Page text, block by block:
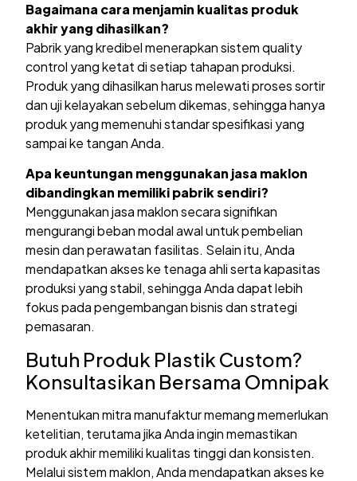
Bagaimana cara menjamin kualitas produk
akhir yang dihasilkan?
Pabrik yang kredibel menerapkan sistem quality
control yang ketat di setiap tahapan produksi.
Produk yang dihasilkan harus melewati proses sortir
dan uji kelayakan sebelum dikemas, sehingga hanya
produk yang memenuhi standar spesifikasi yang
sampai ke tangan Anda.
Apa keuntungan menggunakan jasa maklon
dibandingkan memiliki pabrik sendiri?
Menggunakan jasa maklon secara signifikan
mengurangi beban modal awal untuk pembelian
mesin dan perawatan fasilitas. Selain itu, Anda
mendapatkan akses ke tenaga ahli serta kapasitas
produksi yang stabil, sehingga Anda dapat lebih
fokus pada pengembangan bisnis dan strategi
pemasaran.
Butuh Produk Plastik Custom?
Konsultasikan Bersama Omnipak
Menentukan mitra manufaktur memang memerlukan
ketelitian, terutama jika Anda ingin memastikan
produk akhir memiliki kualitas tinggi dan konsisten.
Melalui sistem maklon, Anda mendapatkan akses ke